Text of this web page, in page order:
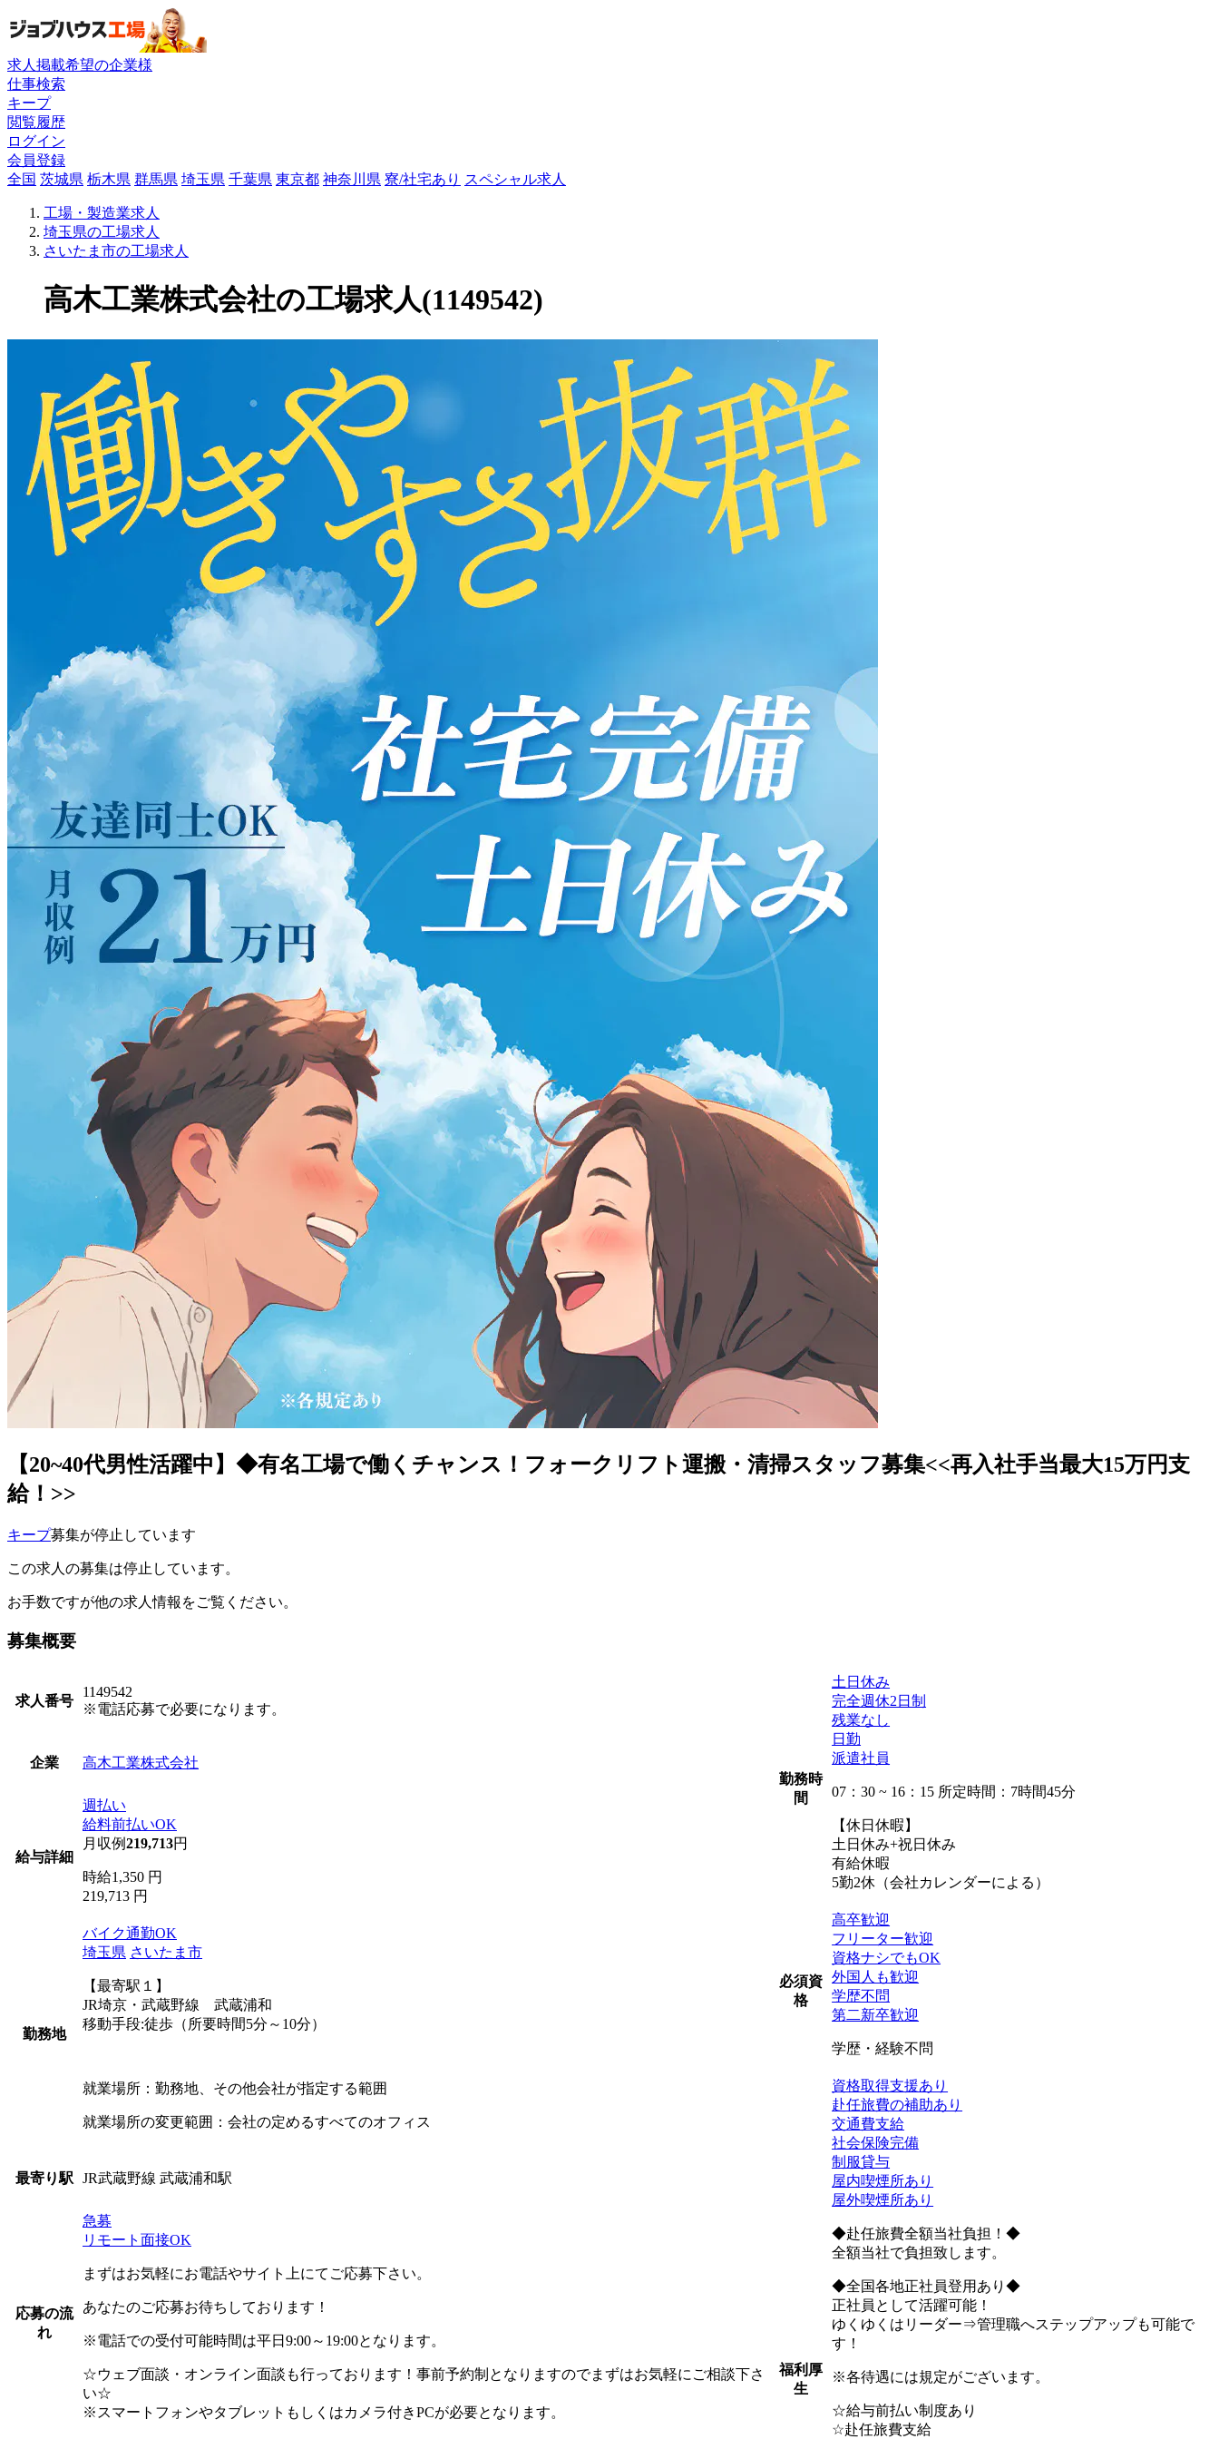
求人掲載希望の企業様
仕事検索
キープ
閲覧履歴
ログイン
会員登録
全国 茨城県 栃木県 群馬県 埼玉県 千葉県 東京都 神奈川県 寮/社宅あり スペシャル求人
工場・製造業求人
埼玉県の工場求人
さいたま市の工場求人
高木工業株式会社の工場求人(1149542)
【20~40代男性活躍中】◆有名工場で働くチャンス！フォークリフト運搬・清掃スタッフ募集<<再入社手当最大15万円支
給！>>
キープ募集が停止しています
この求人の募集は停止しています。
お手数ですが他の求人情報をご覧ください。
募集概要
求人番号
1149542
※電話応募で必要になります。
企業 高木工業株式会社
給与詳細
週払い
給料前払いOK
月収例219,713円
時給1,350 円
219,713 円
勤務地
バイク通勤OK
埼玉県 さいたま市
【最寄駅１】
JR埼京・武蔵野線 武蔵浦和
移動手段:徒歩（所要時間5分～10分）
就業場所：勤務地、その他会社が指定する範囲
就業場所の変更範囲：会社の定めるすべてのオフィス
最寄り駅 JR武蔵野線 武蔵浦和駅
応募の流
れ
急募
リモート面接OK
まずはお気軽にお電話やサイト上にてご応募下さい。
あなたのご応募お待ちしております！
※電話での受付可能時間は平日9:00～19:00となります。
☆ウェブ面談・オンライン面談も行っております！事前予約制となりますのでまずはお気軽にご相談下さ
い☆
※スマートフォンやタブレットもしくはカメラ付きPCが必要となります。
勤務時
間
土日休み
完全週休2日制
残業なし
日勤
派遣社員
07：30 ~ 16：15 所定時間：7時間45分
【休日休暇】
土日休み+祝日休み
有給休暇
5勤2休（会社カレンダーによる）
必須資
格
高卒歓迎
フリーター歓迎
資格ナシでもOK
外国人も歓迎
学歴不問
第二新卒歓迎
学歴・経験不問
福利厚
生
資格取得支援あり
赴任旅費の補助あり
交通費支給
社会保険完備
制服貸与
屋内喫煙所あり
屋外喫煙所あり
◆赴任旅費全額当社負担！◆
全額当社で負担致します。
◆全国各地正社員登用あり◆
正社員として活躍可能！
ゆくゆくはリーダー⇒管理職へステップアップも可能で
す！
※各待遇には規定がございます。
☆給与前払い制度あり
☆赴任旅費支給